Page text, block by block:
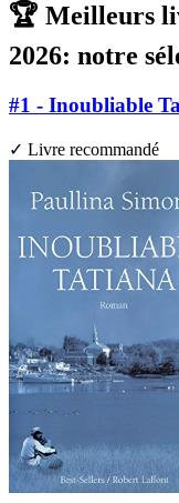
🏆 Meilleurs
2026: notre
#1 - Inoubliable
✓ Livre recommandé